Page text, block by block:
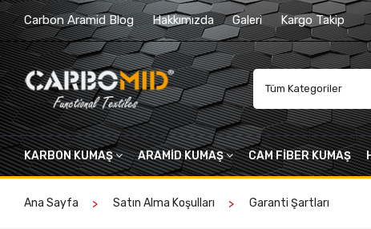
Carbon Aramid Blog Hakkımızda Galeri Kargo Takip
Tüm Kategoriler
KARBON KUMAŞ ARAMID KUMAŞ CAM FIBER KUMAŞ
Ana Sayfa Satın Alma Koşulları Garanti Şartları